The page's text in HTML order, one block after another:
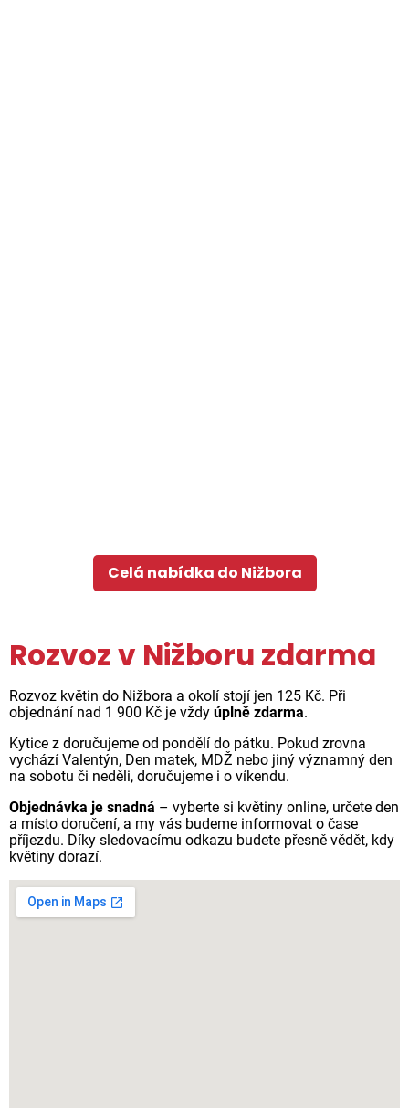
Celá nabídka do Nižbora
Rozvoz v Nižboru zdarma
Rozvoz květin do Nižbora a okolí stojí jen 125 Kč. Při
objednání nad 1 900 Kč je vždy úplně zdarma.
Kytice z doručujeme od pondělí do pátku. Pokud zrovna
vychází Valentýn, Den matek, MDŽ nebo jiný významný den
na sobotu či neděli, doručujeme i o víkendu.
Objednávka je snadná – vyberte si květiny online, určete den
a místo doručení, a my vás budeme informovat o čase
příjezdu. Díky sledovacímu odkazu budete přesně vědět, kdy
květiny dorazí.